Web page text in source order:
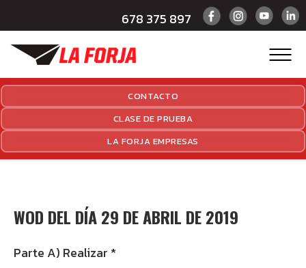
678 375 897
CONTACTO
CLASE DE PRUEBA
LA FORJA EMPRESAS
WOD DEL DÍA 29 DE ABRIL DE 2019
Parte A) Realizar *